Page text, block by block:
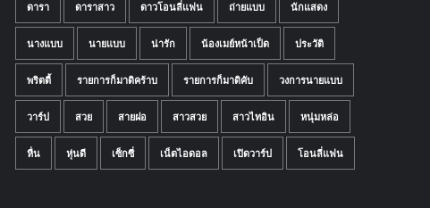
ดารา ดาราสาว ดาวโอนลี่แฟน ถ่ายแบบ นักแสดง
นางแบบ นายแบบ น่ารัก น้องเมย์หน้าเป็ด ประวัติ
พริตตี้ รายการก็มาดิคร้าบ รายการก็มาดิคับ วงการนายแบบ
วาร์ป สวย สายฝอ สาวสวย สาวไทอิน หนุ่มหล่อ
หื่น หุ่นดี เซ็กซี่ เน็ตไอดอล เปิดวาร์ป โอนลี่แฟน